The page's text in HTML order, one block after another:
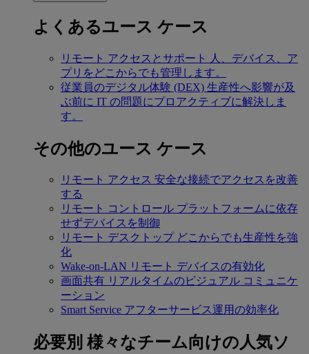
よくあるユース ケース
リモート アクセスとサポート
人、デバイス、ア
プリをどこからでも管理します。
従業員のデジタル体験 (DEX) 生産性へ影響が及
ぶ前に IT の問題にプロアクティブに解決しま
す。
その他のユース ケース
リモート アクセス 安全な接続でアクセスを改善
する
リモート コントロール プラットフォームに依存
せずデバイスを制御
リモート デスクトップ どこからでも生産性を強
化
Wake-on-LAN リモート デバイスの有効化
画面共有 リアルタイムのビジュアル コミュニケ
ーション
Smart Service アフターサービス運用の効率化
必要別 様々なチーム向けの人気ソ